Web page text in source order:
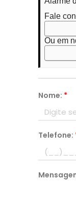
Fale
Ou em
Nome: *
Telefone: